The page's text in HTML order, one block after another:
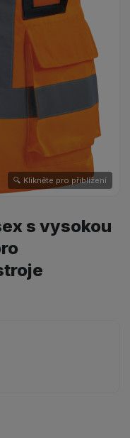
🔍 Klikněte pro přiblížení
s vysokou